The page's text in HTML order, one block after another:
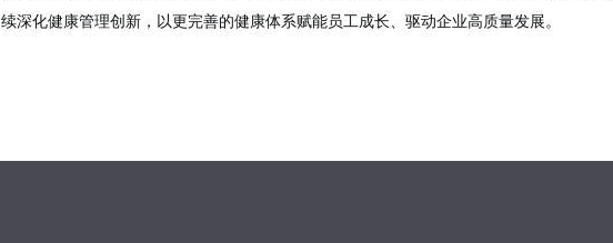
续深化健康管理创新，以更完善的健康体系赋能员工成长、驱动企业高质量发展。